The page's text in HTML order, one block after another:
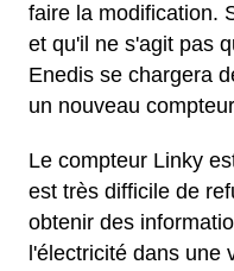
faire la modification.
et qu'il ne s'agit pas
Enedis se chargera
un nouveau
Le compteur Linky
est très difficile de
obtenir des
l'électricité dans une